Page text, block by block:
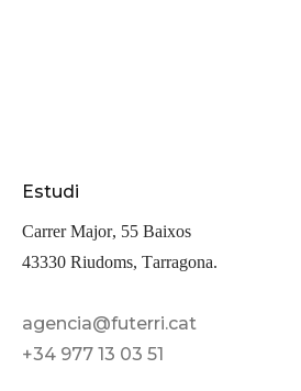
Estudi
Carrer Major, 55 Baixos
43330 Riudoms, Tarragona.
agencia@futerri.cat
+34 977 13 03 51